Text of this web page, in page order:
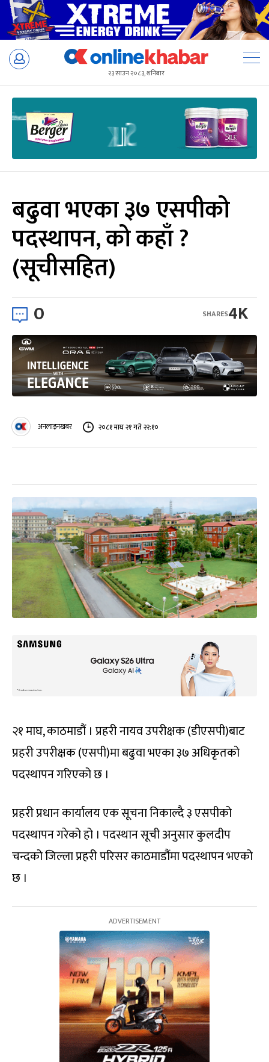
Skip
२३ साउन २०८३, शनिबार
बढुवा भएका ३७ एसपीको
पदस्थापन, को कहाँ ?
(सूचीसहित)
0 4K
SHARES
अनलाइनखबर २०८१ माघ २१ गते २२:१०
२१ माघ, काठमाडौं । प्रहरी नायव उपरीक्षक (डीएसपी)बाट
प्रहरी उपरीक्षक (एसपी)मा बढुवा भएका ३७ अधिकृतको
पदस्थापन गरिएको छ ।
प्रहरी प्रधान कार्यालय एक सूचना निकाल्दै ३ एसपीको
पदस्थापन गरेको हो । पदस्थान सूची अनुसार कुलदीप
चन्दको जिल्ला प्रहरी परिसर काठमाडौंमा पदस्थापन भएको
छ ।